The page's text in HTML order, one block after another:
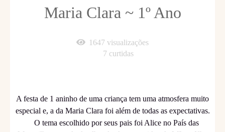
Maria Clara ~ 1º Ano
1647 visualizações
7 curtidas
A festa de 1 aninho de uma criança tem uma atmosfera muito
especial e, a da Maria Clara foi além de todas as expectativas.
O tema escolhido por seus pais foi Alice no País das